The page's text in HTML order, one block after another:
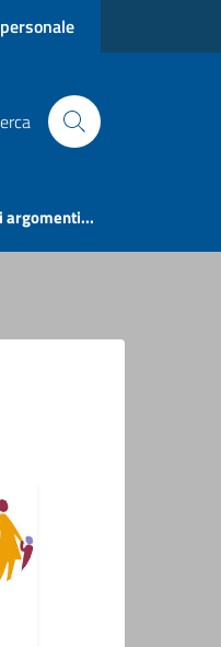
argomenti...